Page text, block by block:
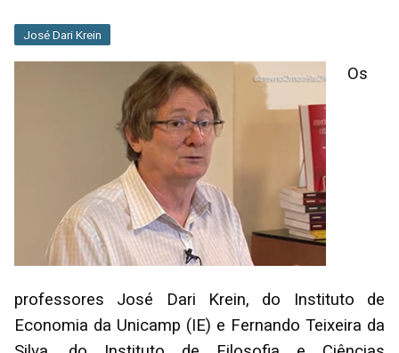
José Dari Krein
Os
professores José Dari Krein, do Instituto de
Economia da Unicamp (IE) e Fernando Teixeira da